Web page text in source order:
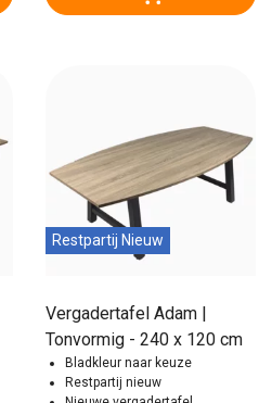
Restpartij Nieuw
Vergadertafel Adam |
Tonvormig - 240 x 120 cm
Bladkleur naar keuze
Restpartij nieuw